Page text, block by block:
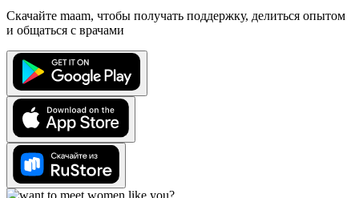
Скачайте maam, чтобы получать поддержку, делиться опытом
и общаться с врачами